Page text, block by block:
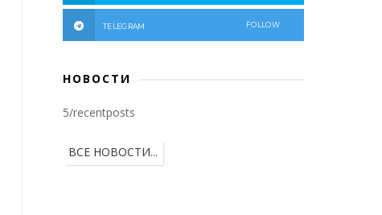
TELEGRAM FOLLOW
НОВОСТИ
5/recentposts
ВСЕ НОВОСТИ...